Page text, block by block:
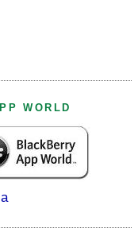
WORLD